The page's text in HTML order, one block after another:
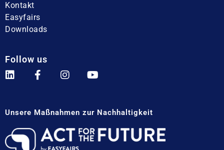
Kontakt
Easyfairs
Downloads
Follow us
Unsere Maßnahmen zur Nachhaltigkeit